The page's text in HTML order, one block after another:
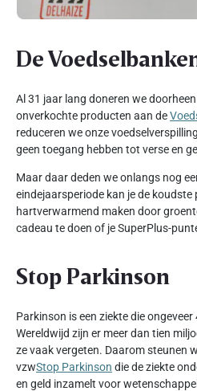
De
Al 31 jaar lang doneren we
onverkochte producten aan de
reduceren we onze
geen toegang hebben tot verse en
Maar daar deden we onlangs nog
eindejaarsperiode kan je de koudste
hartverwarmend maken door
cadeau te doen of je SuperPlus-
Stop Parkinson
Parkinson is een ziekte die
Wereldwijd zijn er meer dan tien
ze vaak vergeten. Daarom steunen
vzwStop Parkinson die de ziekte
en geld inzamelt voor